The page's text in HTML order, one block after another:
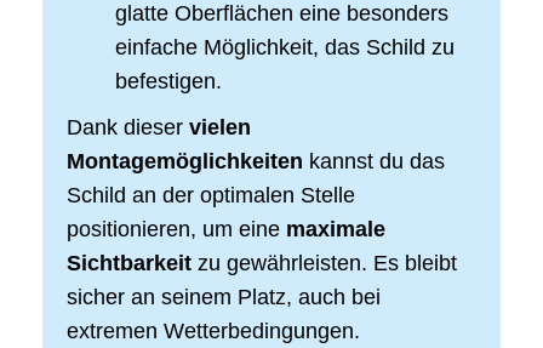
glatte Oberflächen eine besonders
einfache Möglichkeit, das Schild zu
befestigen.
Dank dieser vielen
Montagemöglichkeiten kannst du das
Schild an der optimalen Stelle
positionieren, um eine maximale
Sichtbarkeit zu gewährleisten. Es bleibt
sicher an seinem Platz, auch bei
extremen Wetterbedingungen.